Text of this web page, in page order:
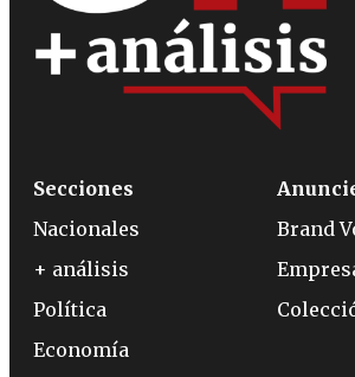
Secciones
Nacionales
+ análisis
Política
Economía
Brand